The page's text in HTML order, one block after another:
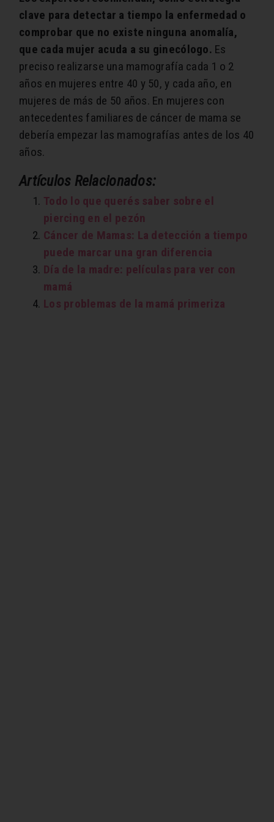
clave para detectar a tiempo la enfermedad o
comprobar que no existe ninguna anomalía,
que cada mujer acuda a su ginecólogo. Es
preciso realizarse una mamografía cada 1 o 2
años en mujeres entre 40 y 50, y cada año, en
mujeres de más de 50 años. En mujeres con
antecedentes familiares de cáncer de mama se
debería empezar las mamografías antes de los 40
años.
Artículos Relacionados:
Todo lo que querés saber sobre el
piercing en el pezón
Cáncer de Mamas: La detección a tiempo
puede marcar una gran diferencia
Día de la madre: películas para ver con
mamá
Los problemas de la mamá primeriza